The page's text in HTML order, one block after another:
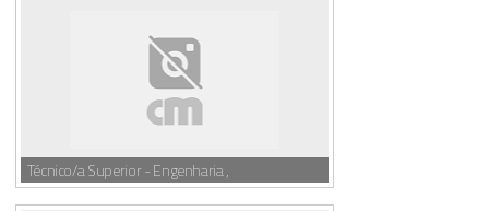
Técnico/a Superior - Engenharia ,